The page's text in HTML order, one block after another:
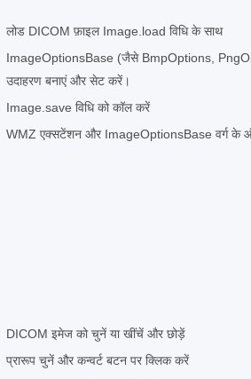
लोड DICOM फ़ाइल Image.load विधि के साथ
ImageOptionsBase (जैसे BmpOptions,
उदाहरण बनाएं और सेट करें।
Image.save विधि को कॉल करें
WMZ एक्सटेंशन और ImageOptionsBase वर्ग के
DICOM इमेज को चुनें या खींचें और छोड़ें
प्रारूप चुनें और कन्वर्ट बटन पर क्लिक करें